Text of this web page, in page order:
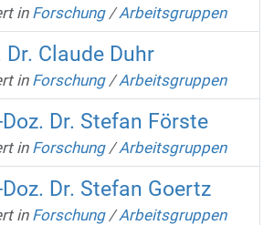
in Forschung /Arbeitsgruppen
Dr. Claude Duhr
in Forschung /Arbeitsgruppen
Doz. Dr. Stefan Förste
in Forschung /Arbeitsgruppen
Doz. Dr. Stefan Goertz
in Forschung /Arbeitsgruppen